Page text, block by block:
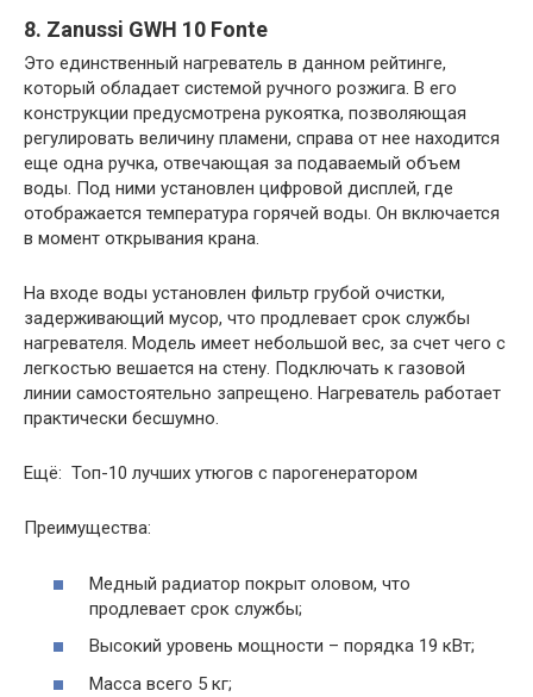
8. Zanussi GWH 10 Fonte
Это единственный нагреватель в данном рейтинге,
который обладает системой ручного розжига. В его
конструкции предусмотрена рукоятка, позволяющая
регулировать величину пламени, справа от нее находится
еще одна ручка, отвечающая за подаваемый объем
воды. Под ними установлен цифровой дисплей, где
отображается температура горячей воды. Он включается
в момент открывания крана.
На входе воды установлен фильтр грубой очистки,
задерживающий мусор, что продлевает срок службы
нагревателя. Модель имеет небольшой вес, за счет чего с
легкостью вешается на стену. Подключать к газовой
линии самостоятельно запрещено. Нагреватель работает
практически бесшумно.
Ещё: Топ-10 лучших утюгов с парогенератором
Преимущества:
Медный радиатор покрыт оловом, что
продлевает срок службы;
Высокий уровень мощности – порядка 19 кВт;
Масса всего 5 кг;